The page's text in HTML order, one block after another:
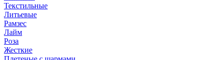
Текстильные
Литьевые
Рамзес
Лайм
Роза
Жесткие